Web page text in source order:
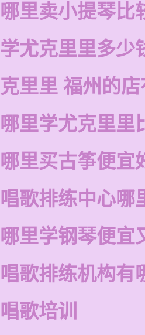
里卖小提琴比
尤克里里多少
里里 福州的
里学尤克里里
里买古筝便宜
歌排练中心哪
里学钢琴便宜
歌排练机构有
歌培训